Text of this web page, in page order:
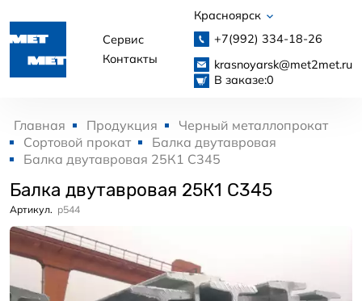
Сервис
Контакты
Красноярск
+7(992) 334-18-26
krasnoyarsk@met2met.ru
В заказе:0
Главная Продукция
Черный металлопрокат
Сортовой прокат
Балка двутавровая
Балка двутавровая 25К1 С345
Балка двутавровая 25К1 С345
Артикул. p544